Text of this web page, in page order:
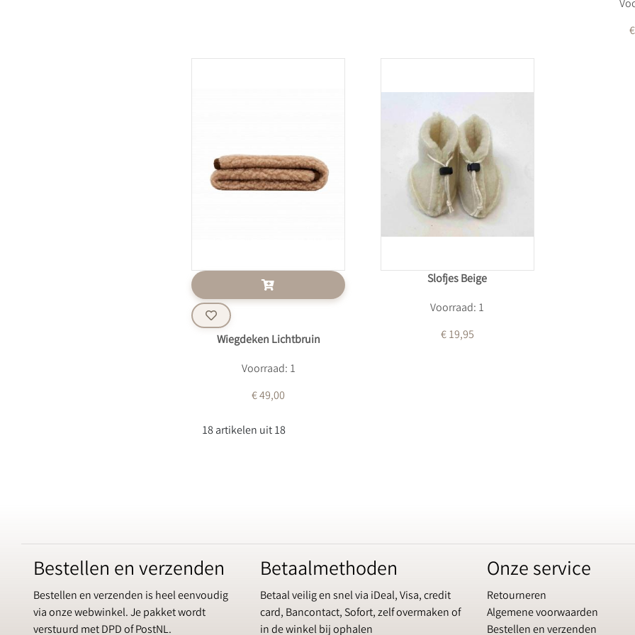
Wiegdeken Lichtbruin
Voorraad: 1
€ 49,00
Slofjes Beige
Voorraad: 1
€ 19,95
18 artikelen uit 18
Bestellen en verzenden
Bestellen en verzenden is heel eenvoudig
via onze webwinkel. Je pakket wordt
verstuurd met DPD of PostNL.
Betaalmethoden
Betaal veilig en snel via iDeal, Visa, credit
card, Bancontact, Sofort, zelf overmaken of
in de winkel bij ophalen
Onze service
Retourneren
Algemene voorwaarden
Bestellen en verzenden